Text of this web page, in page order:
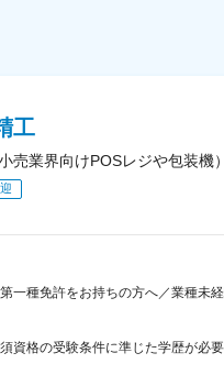
工
小売業界向けPOSレジや包
第一種免許をお持ちの方へ／業種
資格の受験条件に準じた学歴が必要